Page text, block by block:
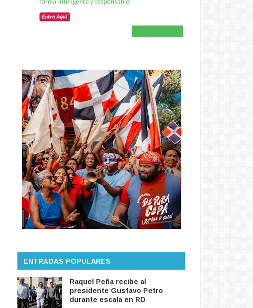
ENTRADAS POPULARES
Raquel Peña recibe al
presidente Gustavo Petro
durante escala en RD